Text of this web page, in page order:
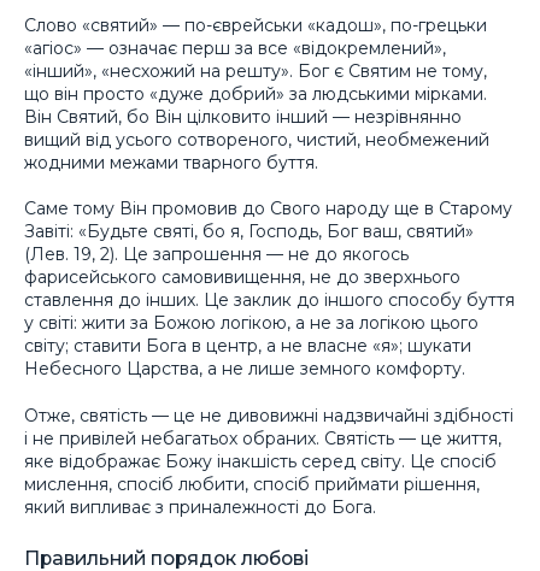
Слово «святий» — по-єврейськи «кадош», по-грецьки
«агіос» — означає перш за все «відокремлений»,
«інший», «несхожий на решту». Бог є Святим не тому,
що він просто «дуже добрий» за людськими мірками.
Він Святий, бо Він цілковито інший — незрівнянно
вищий від усього сотвореного, чистий, необмежений
жодними межами тварного буття.
Саме тому Він промовив до Свого народу ще в Старому
Завіті: «Будьте святі, бо я, Господь, Бог ваш, святий»
(Лев. 19, 2). Це запрошення — не до якогось
фарисейського самовивищення, не до зверхнього
ставлення до інших. Це заклик до іншого способу буття
у світі: жити за Божою логікою, а не за логікою цього
світу; ставити Бога в центр, а не власне «я»; шукати
Небесного Царства, а не лише земного комфорту.
Отже, святість — це не дивовижні надзвичайні здібності
і не привілей небагатьох обраних. Святість — це життя,
яке відображає Божу інакшість серед світу. Це спосіб
мислення, спосіб любити, спосіб приймати рішення,
який випливає з приналежності до Бога.
Правильний порядок любові